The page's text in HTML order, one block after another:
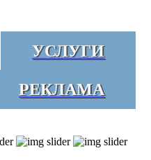
УСЛУГИ
РЕКЛАМА